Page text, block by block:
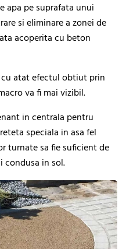
apa pe suprafata unui
si eliminare a zonei de
acoperita cu beton
atat efectul obtiut prin
va fi mai vizibil.
in centrala pentru
speciala in asa fel
turnate sa fie suficient de
condusa in sol.